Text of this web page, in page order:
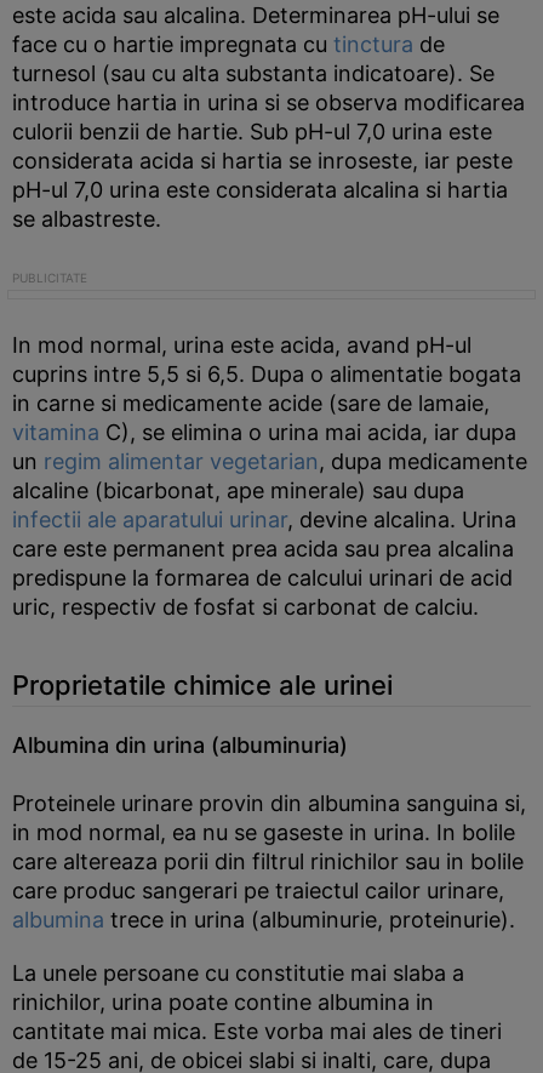
este acida sau alcalina. Determinarea pH-ului se
face cu o hartie impregnata cu tinctura de
turnesol (sau cu alta substanta indicatoare). Se
introduce hartia in urina si se observa modificarea
culorii benzii de hartie. Sub pH-ul 7,0 urina este
considerata acida si hartia se inroseste, iar peste
pH-ul 7,0 urina este considerata alcalina si hartia
se albastreste.
In mod normal, urina este acida, avand pH-ul
cuprins intre 5,5 si 6,5. Dupa o alimentatie bogata
in carne si medicamente acide (sare de lamaie,
vitamina C), se elimina o urina mai acida, iar dupa
un regim alimentar vegetarian, dupa medicamente
alcaline (bicarbonat, ape minerale) sau dupa
infectii ale aparatului urinar, devine alcalina. Urina
care este permanent prea acida sau prea alcalina
predispune la formarea de calcului urinari de acid
uric, respectiv de fosfat si carbonat de calciu.
Proprietatile chimice ale urinei
Albumina din urina (albuminuria)
Proteinele urinare provin din albumina sanguina si,
in mod normal, ea nu se gaseste in urina. In bolile
care altereaza porii din filtrul rinichilor sau in bolile
care produc sangerari pe traiectul cailor urinare,
albumina trece in urina (albuminurie, proteinurie).
La unele persoane cu constitutie mai slaba a
rinichilor, urina poate contine albumina in
cantitate mai mica. Este vorba mai ales de tineri
de 15-25 ani, de obicei slabi si inalti, care, dupa